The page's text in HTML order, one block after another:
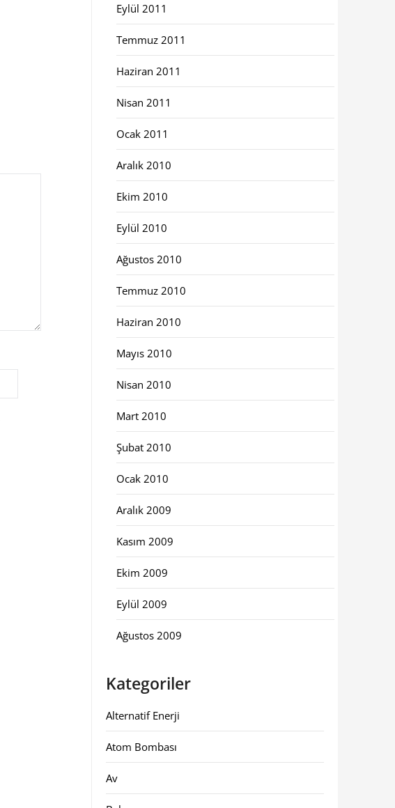
Eylül 2011
Temmuz 2011
Haziran 2011
Nisan 2011
Ocak 2011
Aralık 2010
Ekim 2010
Eylül 2010
Ağustos 2010
Temmuz 2010
Haziran 2010
Mayıs 2010
Nisan 2010
Mart 2010
Şubat 2010
Ocak 2010
Aralık 2009
Kasım 2009
Ekim 2009
Eylül 2009
Ağustos 2009
Kategoriler
Alternatif Enerji
Atom Bombası
Av